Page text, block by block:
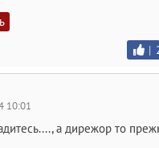
|
10:01
а дирежор то